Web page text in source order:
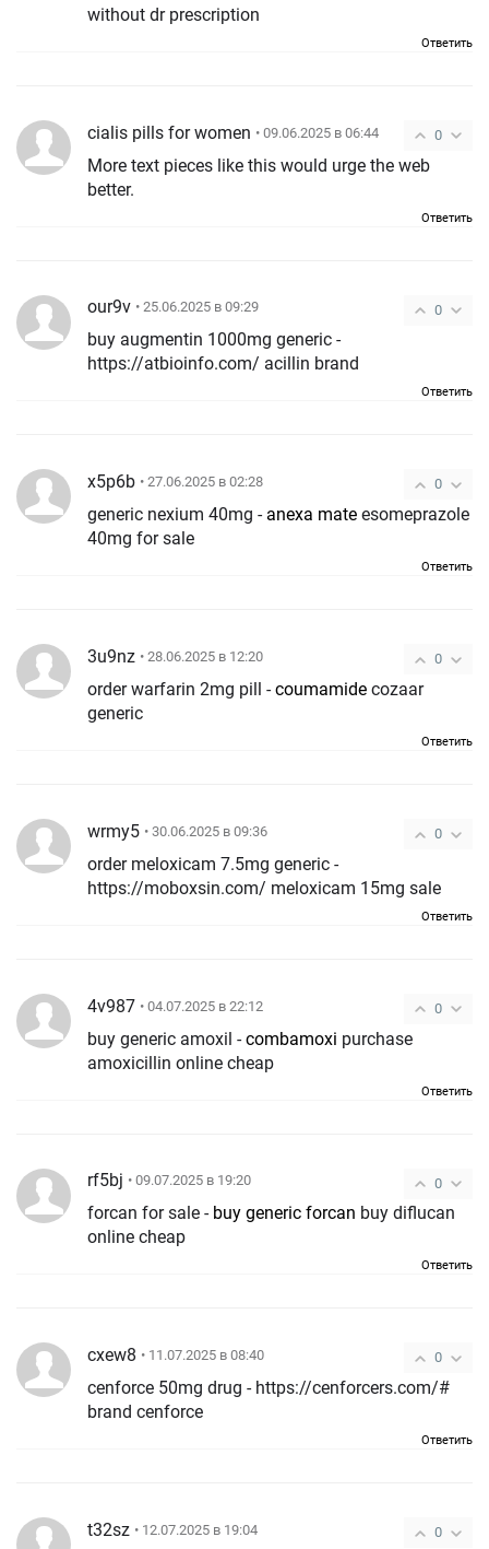
without dr prescription
Ответить
0
cialis pills for women • 09.06.2025 в 06:44
More text pieces like this would urge the web
better.
Ответить
0
our9v • 25.06.2025 в 09:29
buy augmentin 1000mg generic -
https://atbioinfo.com/ acillin brand
Ответить
0
x5p6b • 27.06.2025 в 02:28
generic nexium 40mg - anexa mate
40mg for sale
Ответить
0
3u9nz • 28.06.2025 в 12:20
order warfarin 2mg pill -coumamide
generic
Ответить
0
wrmy5 • 30.06.2025 в 09:36
order meloxicam 7.5mg generic -
https://moboxsin.com/ meloxicam 15mg sale
Ответить
0
4v987 • 04.07.2025 в 22:12
buy generic amoxil -combamoxi purchase
amoxicillin online cheap
Ответить
0
rf5bj • 09.07.2025 в 19:20
forcan for sale - buy generic forcan buy diflucan
online cheap
Ответить
0
cxew8 • 11.07.2025 в 08:40
cenforce 50mg drug - https://cenforcers.com/#
brand cenforce
Ответить
0
t32sz • 12.07.2025 в 19:04